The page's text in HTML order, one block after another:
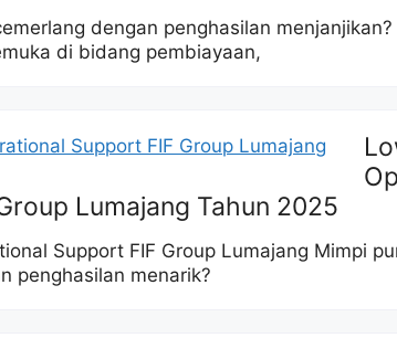
dengan penghasilan menjanjikan?
di bidang pembiayaan,
Lumajang Tahun 2025
Support FIF Group Lumajang Mimpi
penghasilan menarik?